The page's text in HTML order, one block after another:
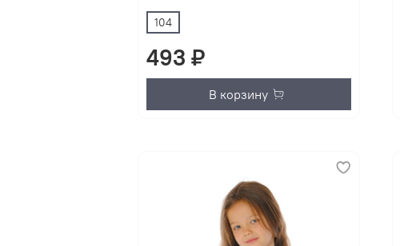
104
493 ₽
В корзину